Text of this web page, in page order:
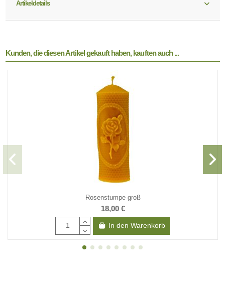
Artikeldetails
Kunden, die diesen Artikel gekauft haben, kauften auch ...
Rosenstumpe groß
18,00 €
In den Warenkorb